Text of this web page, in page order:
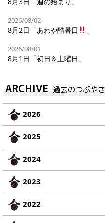
2026/08/02
8月2日「あわや酷暑日 」
2026/08/01
8月1日「初日＆土曜日」
ARCHIVE 過去のつぶやき
2026
2025
2024
2023
2022